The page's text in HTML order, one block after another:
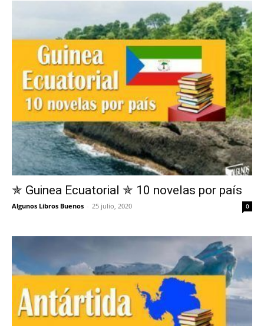
✯ Guinea Ecuatorial ✯ 10 novelas por país
Algunos Libros Buenos - 25 julio, 2020 0